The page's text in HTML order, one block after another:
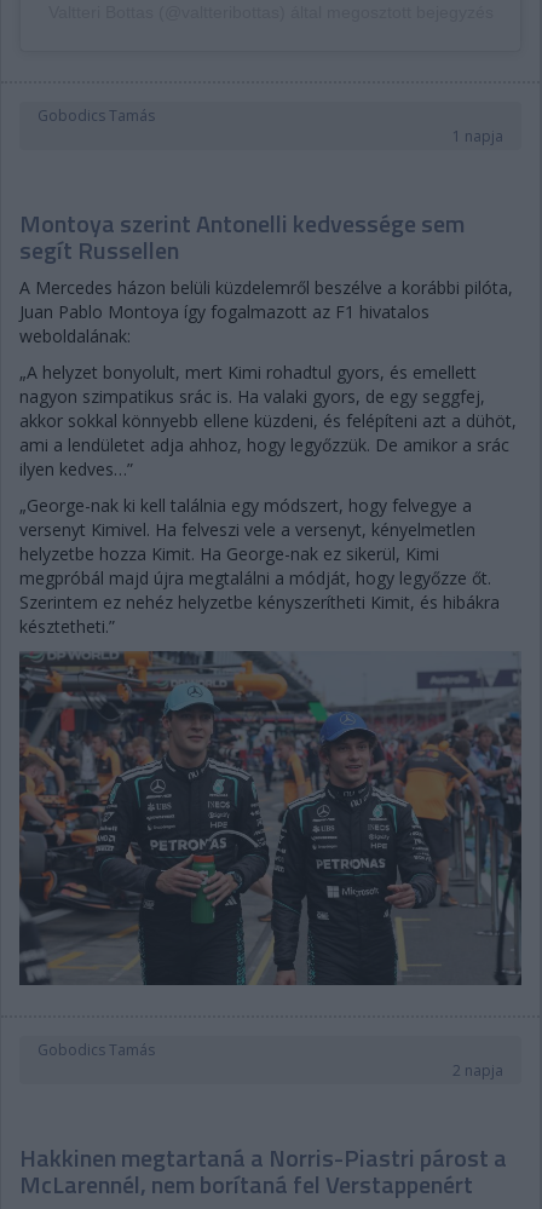
Gobodics Tamás
1 napja
Montoya szerint Antonelli kedvessége sem
segít Russellen
A Mercedes házon belüli küzdelemről beszélve a korábbi pilóta,
Juan Pablo Montoya így fogalmazott az F1 hivatalos
weboldalának:
„A helyzet bonyolult, mert Kimi rohadtul gyors, és emellett
nagyon szimpatikus srác is. Ha valaki gyors, de egy seggfej,
akkor sokkal könnyebb ellene küzdeni, és felépíteni azt a dühöt,
ami a lendületet adja ahhoz, hogy legyőzzük. De amikor a srác
ilyen kedves…”
„George-nak ki kell találnia egy módszert, hogy felvegye a
versenyt Kimivel. Ha felveszi vele a versenyt, kényelmetlen
helyzetbe hozza Kimit. Ha George-nak ez sikerül, Kimi
megpróbál majd újra megtalálni a módját, hogy legyőzze őt.
Szerintem ez nehéz helyzetbe kényszerítheti Kimit, és hibákra
késztetheti.”
Gobodics Tamás
2 napja
Hakkinen megtartaná a Norris-Piastri párost a
McLarennél, nem borítaná fel Verstappenért